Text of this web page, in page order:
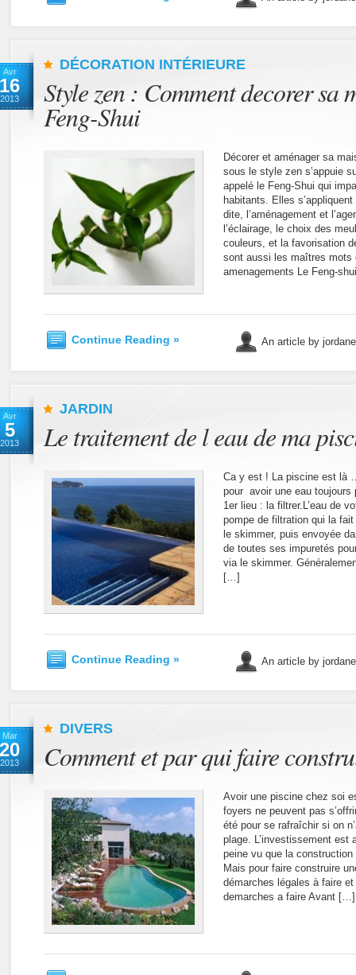
Avr
16
2013
DÉCORATION INTÉRIEURE
Style zen : Comment decorer sa
Feng-Shui
Décorer et aménager sa
sous le style zen s’appuie
appelé le Feng-Shui qui
habitants. Elles
dite, l’aménagement et
l’éclairage, le choix des
couleurs, et la favorisation
sont aussi les maîtres
amenagements Le Feng-
Continue Reading » An article by
Avr
5
2013
JARDIN
Le traitement de l eau de ma
Ca y est ! La piscine est là
pour avoir une eau toujours
1er lieu : la filtrer.L’eau de
pompe de filtration qui la
le skimmer, puis envoyée
de toutes ses impuretés
via le skimmer.
[…]
Continue Reading » An article by
Mar
20
2013
DIVERS
Comment et par qui faire
Avoir une piscine chez soi
foyers ne peuvent pas
été pour se rafraîchir si on
plage. L’investissement
peine vu que la
Mais pour faire construire
démarches légales à faire
demarches a faire Avant […]